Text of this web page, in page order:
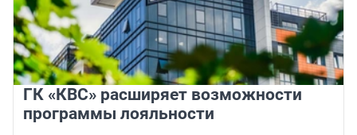
ГК «КВС» расширяет возможности
программы лояльности